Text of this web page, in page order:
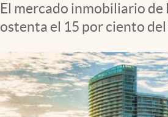
Espiritualidad
abre en nueva pestaña
El mercado inmobiliario de
ostenta el 15 por ciento